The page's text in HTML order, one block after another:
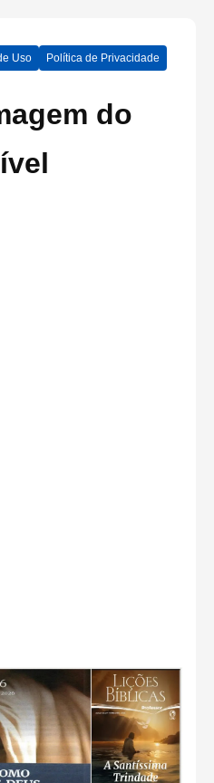
Uso Política de Privacidade
do